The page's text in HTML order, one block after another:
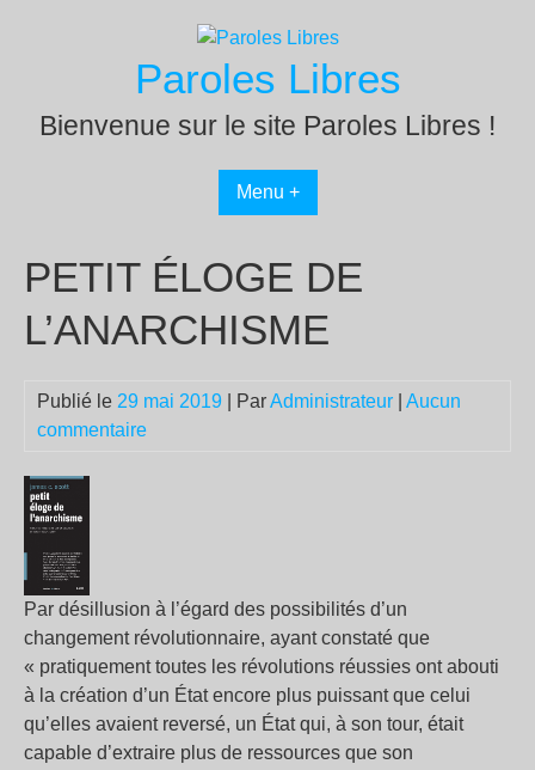
Paroles Libres
Bienvenue sur le site Paroles Libres !
Menu +
PETIT ÉLOGE DE
L’ANARCHISME
Publié le 29 mai 2019 | ParAdministrateur
Aucun
commentaire
Par désillusion à l’égard des possibilités d’un
changement révolutionnaire, ayant constaté que
« pratiquement toutes les révolutions réussies ont abouti
à la création d’un État encore plus puissant que celui
qu’elles avaient reversé, un État qui, à son tour, était
capable d’extraire plus de ressources que son